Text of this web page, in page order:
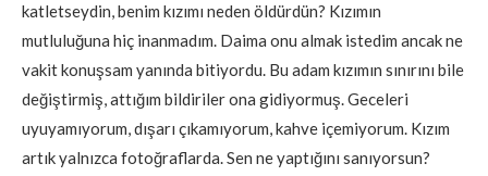
katletseydin, benim kızımı neden öldürdün? Kızımın
mutluluğuna hiç inanmadım. Daima onu almak istedim ancak ne
vakit konuşsam yanında bitiyordu. Bu adam kızımın sınırını bile
değiştirmiş, attığım bildiriler ona gidiyormuş. Geceleri
uyuyamıyorum, dışarı çıkamıyorum, kahve içemiyorum. Kızım
artık yalnızca fotoğraflarda. Sen ne yaptığını sanıyorsun?